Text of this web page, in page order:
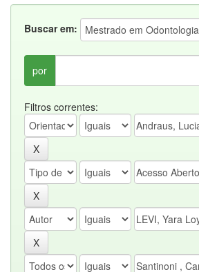
Buscar em:
por
Filtros correntes: